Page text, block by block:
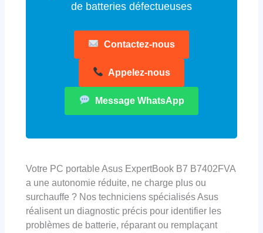
de batteries défectueuses
Contactez-nous
Appelez-nous
Message WhatsApp
Votre PC portable Asus ExpertBook B7 B7402FVA
a une autonomie réduite, ne charge plus ou
surchauffe ? Nos techniciens spécialisés Asus
réalisent un diagnostic précis pour identifier les
problèmes de batterie, réparant ou remplaçant